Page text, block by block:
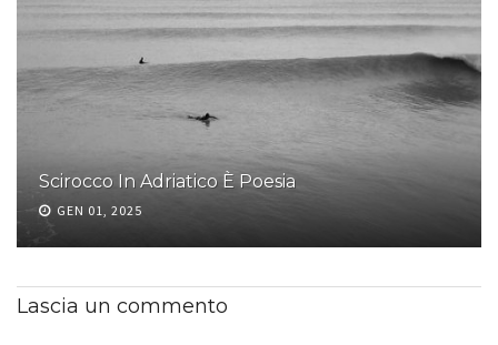
Scirocco In Adriatico È Poesia
GEN 01, 2025
Lascia un commento